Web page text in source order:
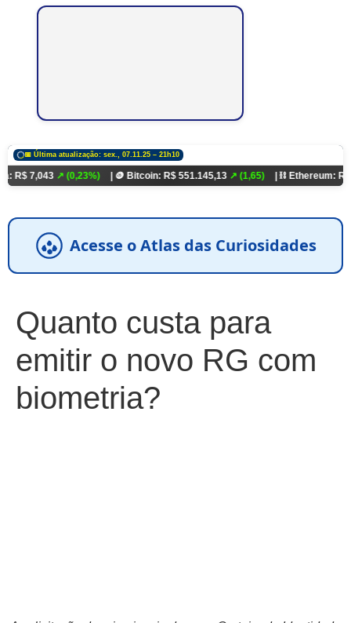
📅 Última atualização: sex., 07.11.25 – 21h10
↗ (0,23%) | 🪙 Bitcoin: R$ 551.145,13↗ (1,65) | ⛓️ Ethereum: R$ 18.321,93
Acesse o Atlas das Curiosidades
Quanto custa para
emitir o novo RG com
biometria?